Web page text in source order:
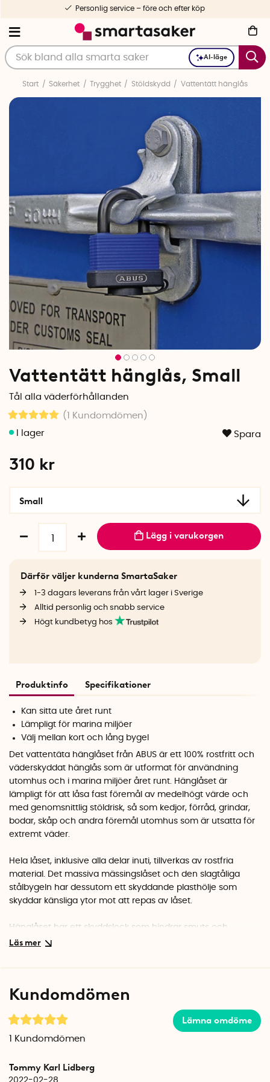
AI-läge
Personlig service – före och efter köp
Start Säkerhet Trygghet Stöldskydd Vattentätt hänglås
Vattentätt hänglås, Small
Tål alla väderförhållanden
(1 Kundomdömen )
Spara
310 kr
Small
Lägg i varukorgen
Därför väljer kunderna SmartaSaker
1-3 dagars leverans från vårt lager i Sverige
Alltid personlig och snabb service
Högt kundbetyg hos
Produktinfo Specifikationer
Kan sitta ute året runt
Lämpligt för marina miljöer
Välj mellan kort och lång bygel
Det vattentäta hänglåset från ABUS är ett 100% rostfritt och
väderskyddat hänglås som är utformat för användning
utomhus och i marina miljöer året runt. Hänglåset är
lämpligt för att låsa fast föremål av medelhögt värde och
med genomsnittlig stöldrisk, så som kedjor, förråd, grindar,
bodar, skåp och andra föremål utomhus som är utsatta för
extremt väder.
Hela låset, inklusive alla delar inuti, tillverkas av rostfria
material. Det massiva mässingslåset och den slagtåliga
stålbygeln har dessutom ett skyddande plasthölje som
skyddar känsliga ytor mot att repas av låset.
Hänglåset har ett skyddslock som hindrar smuts och
stänkvatten från att ta sig in i låsmekanismen. Låset har
Det vattentäta hänglåset levereras med två nycklar. Du
låsbygeln.
Välj mellan kort (small) och lång (large) bygel.
Kundomdömen
Lämna omdöme
Kundomdömen
Tommy Karl Lidberg
2022-02-28